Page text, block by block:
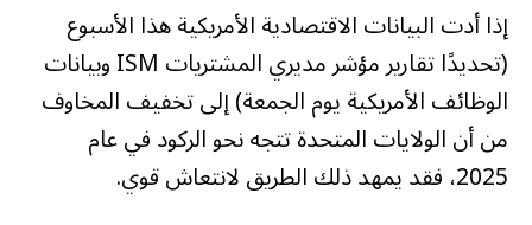
إذا أدت البيانات الاقتصادية الأمريكية هذا الأسبوع
(تحديدًا تقارير مؤشر مديري المشتريات ISM وبيانات
الوظائف الأمريكية يوم الجمعة) إلى تخفيف المخاوف
من أن الولايات المتحدة تتجه نحو الركود في عام
2025، فقد يمهد ذلك الطريق لانتعاش قوي.